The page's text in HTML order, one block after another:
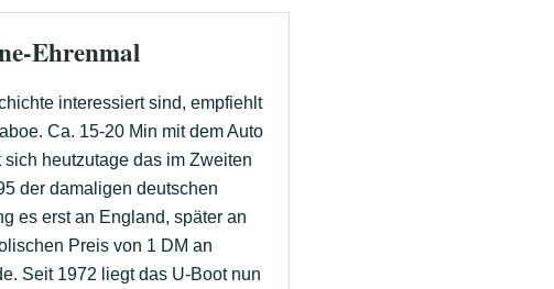
Ehrenmal
interessiert sind, empfiehlt
Ca. 15-20 Min mit dem Auto
heutzutage das im Zweiten
der damaligen deutschen
es erst an England, später an
Preis von 1 DM an
Seit 1972 liegt das U-Boot nun